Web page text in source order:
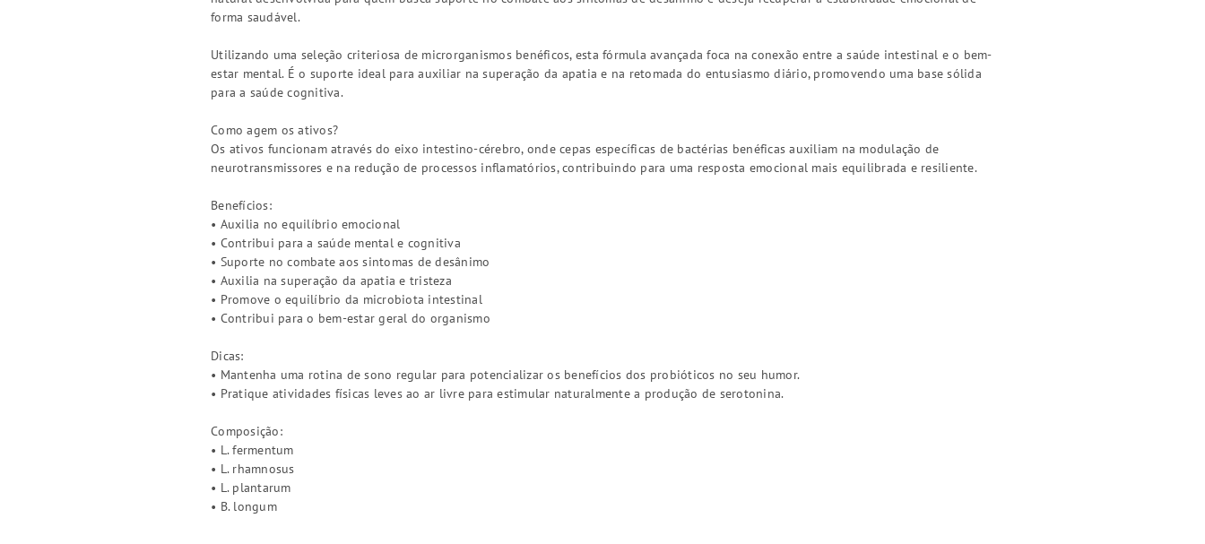
forma saudável.
Utilizando uma seleção criteriosa de microrganismos benéficos, esta fórmula avançada foca na conexão entre a saúde intestinal e o bem-
estar mental. É o suporte ideal para auxiliar na superação da apatia e na retomada do entusiasmo diário, promovendo uma base sólida
para a saúde cognitiva.
Como agem os ativos?
Os ativos funcionam através do eixo intestino-cérebro, onde cepas específicas de bactérias benéficas auxiliam na modulação de
neurotransmissores e na redução de processos inflamatórios, contribuindo para uma resposta emocional mais equilibrada e resiliente.
Benefícios:
• Auxilia no equilíbrio emocional
• Contribui para a saúde mental e cognitiva
• Suporte no combate aos sintomas de desânimo
• Auxilia na superação da apatia e tristeza
• Promove o equilíbrio da microbiota intestinal
• Contribui para o bem-estar geral do organismo
Dicas:
• Mantenha uma rotina de sono regular para potencializar os benefícios dos probióticos no seu humor.
• Pratique atividades físicas leves ao ar livre para estimular naturalmente a produção de serotonina.
Composição:
• L. fermentum
• L. rhamnosus
• L. plantarum
• B. longum